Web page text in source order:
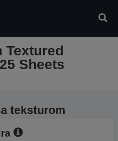
Textured
Sheets
teksturom